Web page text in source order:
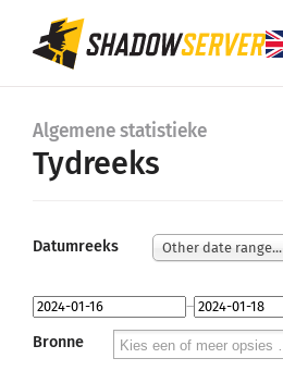
Algemene statistieke
Tydreeks
Datumreeks Other date range...
–
Bronne